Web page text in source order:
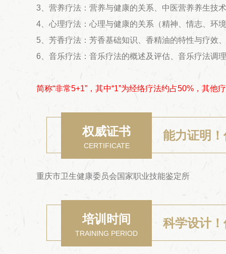
3、营养疗法：营养与健康的关系、中医营养养生技
4、心理疗法：心理与健康的关系（精神、情志、环
5、芳香疗法：芳香基础知识、香精油的特性与疗效
6、音乐疗法：音乐疗法的概述及评估、音乐疗法调
简称“非常5+1”，其中“1”为经络疗法约占50%，其他
权威证书
CERTIFICATE
能力证明
重庆市卫生健康委员会国家职业技能鉴定所
培训时间
TRAINING PERIOD
科学设计